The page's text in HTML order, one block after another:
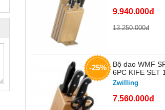
9.940.000đ
13.250.000đ
-25%
Bộ dao WMF
6PC KIFE SET
Zwilling
7.560.000đ